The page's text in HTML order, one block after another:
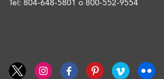
Tel: 804-648-5801 o 800-552-9554